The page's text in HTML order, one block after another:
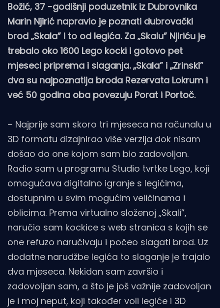
Božić, 37 -godišnji poduzetnik iz Dubrovnika
Marin Njirić napravio je poznati dubrovački
brod „Skala” i to od legića. Za „Skalu” Njiriću je
trebalo oko 1600 Lego kocki i gotovo pet
mjeseci priprema i slaganja. „Skala” i „Zrinski”
dva su najpoznatija broda Rezervata Lokrum i
već 50 godina oba povezuju Porat i Portoč.
– Najprije sam skoro tri mjeseca na računalu u
3D formatu dizajnirao više verzija dok nisam
došao do one kojom sam bio zadovoljan.
Radio sam u programu Studio tvrtke Lego, koji
omogućava digitalno igranje s legićima,
dostupnim u svim mogućim veličinama i
oblicima. Prema virtualno složenoj „Skali”,
naručio sam kockice s web stranica s kojih se
one refuzo naručivaju i počeo slagati brod. Uz
dodatne narudžbe legića to slaganje je trajalo
dva mjeseca. Nekidan sam završio i
zadovoljan sam, a što je još važnije zadovoljan
je i moj neput, koji također voli legiće i 3D